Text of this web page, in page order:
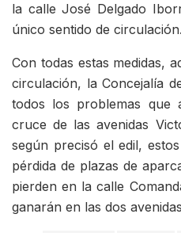
la calle José Delgado
único sentido de circulación.
Con todas estas medidas,
circulación, la Concejalía
todos los problemas que
cruce de las avenidas
según precisó el edil,
pérdida de plazas de
pierden en la calle
ganarán en las dos